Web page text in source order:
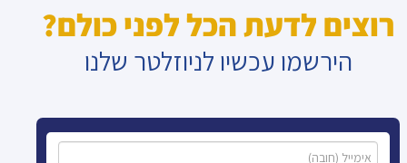
רוצים לדעת הכל לפני כולם?
הירשמו עכשיו לניוזלטר שלנו